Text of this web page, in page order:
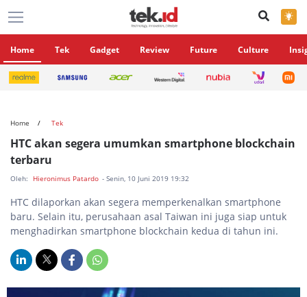
×
Home Tek Gadget Review Future Culture
Home Tek
HTC akan segera umumkan smartphone blockchain
terbaru
Oleh: Hieronimus Patardo - Senin, 10 Juni 2019 19:32
HTC dilaporkan akan segera memperkenalkan smartphone
baru. Selain itu, perusahaan asal Taiwan ini juga siap untuk
menghadirkan smartphone blockchain kedua di tahun ini.